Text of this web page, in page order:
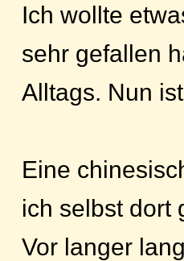
Ich wollte
sehr gefallen
Alltags. Nun
Eine
ich selbst dort
Vor langer